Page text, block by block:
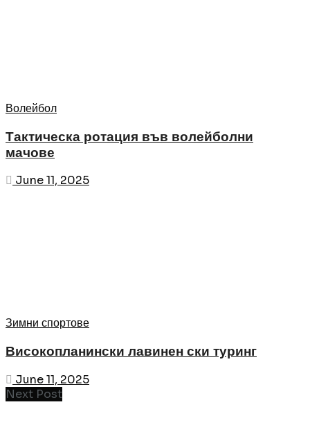
Волейбол
Тактическа ротация във волейболни
мачове
June 11, 2025
Зимни спортове
Високопланински лавинен ски туринг
June 11, 2025
Next Post